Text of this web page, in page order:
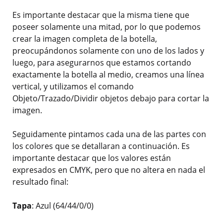
Es importante destacar que la misma tiene que
poseer solamente una mitad, por lo que podemos
crear la imagen completa de la botella,
preocupándonos solamente con uno de los lados y
luego, para asegurarnos que estamos cortando
exactamente la botella al medio, creamos una línea
vertical, y utilizamos el comando
Objeto/Trazado/Dividir objetos debajo para cortar la
imagen.
Seguidamente pintamos cada una de las partes con
los colores que se detallaran a continuación. Es
importante destacar que los valores están
expresados en CMYK, pero que no altera en nada el
resultado final:
Tapa: Azul (64/44/0/0)